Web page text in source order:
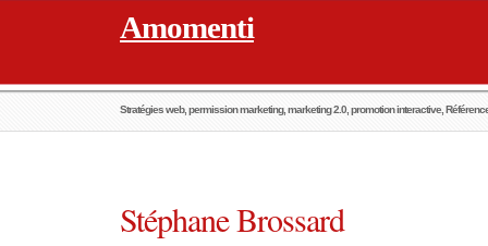
Amomenti
Stratégies web, permission marketing, marketing 2.0, promotion interactive,
Stéphane Brossard